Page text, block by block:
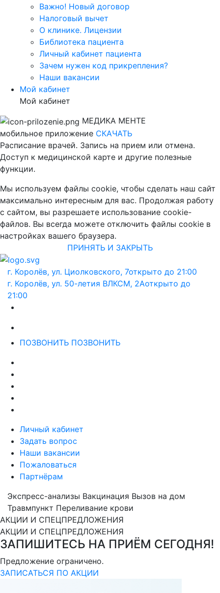
Важно! Новый договор
Налоговый вычет
О клинике. Лицензии
Библиотека пациента
Личный кабинет пациента
Зачем нужен код прикрепления?
Наши вакансии
Мой кабинет
Мой кабинет
МЕДИКА МЕНТЕ
мобильное приложение СКАЧАТЬ
Расписание врачей. Запись на прием или отмена.
Доступ к медицинской карте и другие полезные
функции.
Мы используем файлы cookie, чтобы сделать наш сайт
максимально интересным для вас. Продолжая работу
с сайтом, вы разрешаете использование cookie-
файлов. Вы всегда можете отключить файлы cookie в
настройках вашего браузера.
ПРИНЯТЬ И ЗАКРЫТЬ
г. Королёв, ул. Циолковского, 7открыто до 21:00
г. Королёв, ул. 50-летия ВЛКСМ, 2Аоткрыто до
21:00
ПОЗВОНИТЬ ПОЗВОНИТЬ
Личный кабинет
Задать вопрос
Наши вакансии
Пожаловаться
Партнёрам
Экспресс-анализы Вакцинация Вызов на дом
Травмпункт Переливание крови
АКЦИИ И СПЕЦПРЕДЛОЖЕНИЯ
АКЦИИ И СПЕЦПРЕДЛОЖЕНИЯ
ЗАПИШИТЕСЬ НА ПРИЁМ СЕГОДНЯ!
Предложение ограничено.
ЗАПИСАТЬСЯ ПО АКЦИИ